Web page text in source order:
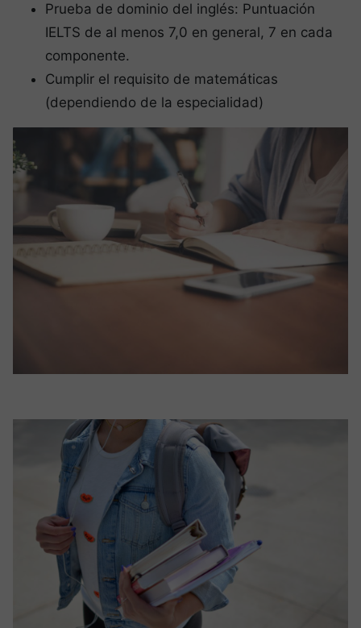
Prueba de dominio del inglés: Puntuación
IELTS de al menos 7,0 en general, 7 en cada
componente.
Cumplir el requisito de matemáticas
(dependiendo de la especialidad)